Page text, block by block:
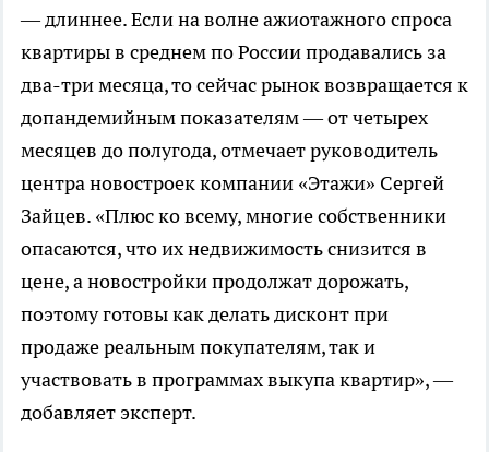
— длиннее. Если на волне ажиотажного спроса
квартиры в среднем по России продавались за
два-три месяца, то сейчас рынок возвращается к
допандемийным показателям — от четырех
месяцев до полугода, отмечает руководитель
центра новостроек компании «Этажи» Сергей
Зайцев. «Плюс ко всему, многие собственники
опасаются, что их недвижимость снизится в
цене, а новостройки продолжат дорожать,
поэтому готовы как делать дисконт при
продаже реальным покупателям, так и
участвовать в программах выкупа квартир», —
добавляет эксперт.